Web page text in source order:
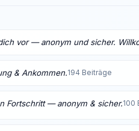
vor — anonym und sicher.
& Ankommen.194 Beiträge
Fortschritt — anonym & sicher.100